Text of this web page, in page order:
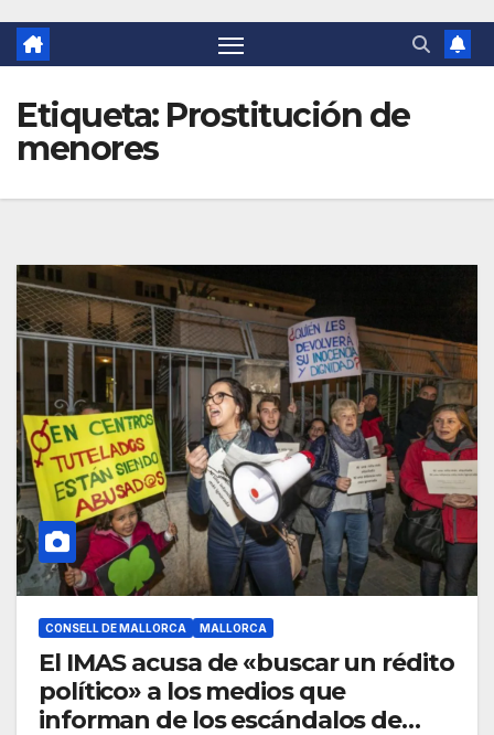
Etiqueta: Prostitución de
menores
CONSELL DE MALLORCA MALLORCA
El IMAS acusa de «buscar un rédito
político» a los medios que
informan de los escándalos de